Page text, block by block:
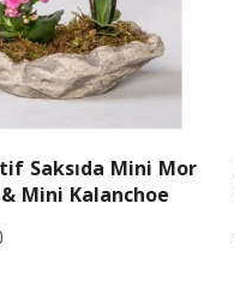
Saksıda Mini Mor
Mini Kalanchoe